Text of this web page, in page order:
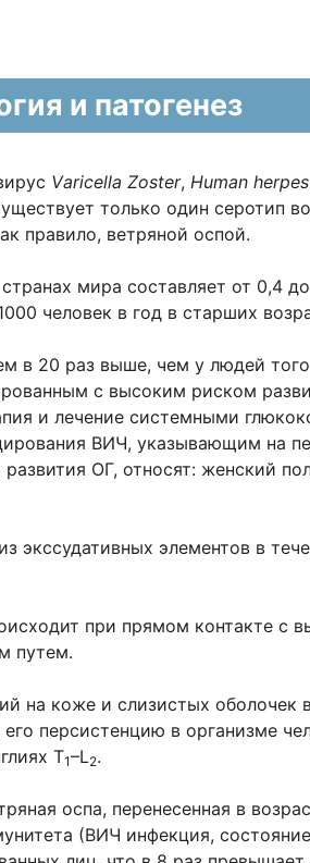
и патогенез
Vаricella Zoster, Human
только один серотип
правило, ветряной оспой.
мира составляет от 0,4 до
человек в год в старших
в 20 раз выше, чем у людей
с высоким риском
и лечение системными
ВИЧ, указывающим на
ОГ, относят: женский
элементов в
при прямом контакте с
путем.
на коже и слизистых оболочек
персистенцию в организме
T1–L2.
оспа, перенесенная в
(ВИЧ инфекция,